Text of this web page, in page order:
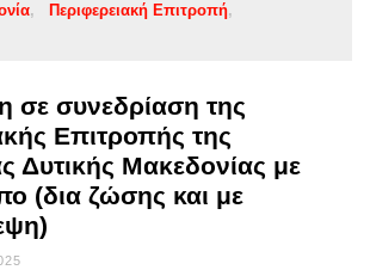
Περιφερειακή Επιτροπή
σε συνεδρίαση της
Επιτροπής της
Δυτικής Μακεδονίας με
(δια ζώσης και με